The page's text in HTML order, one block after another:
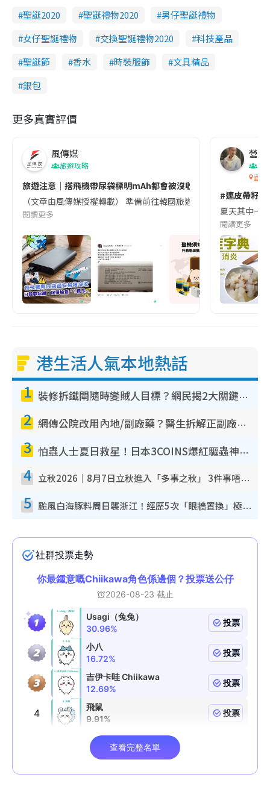
聖誕2020 聖誕禮物2020
男仔聖誕禮物
女仔聖誕禮物
交換聖誕禮物2020
科技產品
聖誕節
香水 時裝服飾
文具精品
銀包
更多真實評價
風傳媒
旅遊攻略
旅遊注意｜搭飛機帶尿袋標明mAh都會被沒收😱出發前切記檢查
（文章由風傳媒授權轉載） 準備前往韓國旅遊的民眾，近期要
閱讀更多
營養
香港
#連皮帶籽
夏天其中一
閱讀更多
港生活人氣本地熱話
1 裝修拆鐵閘隨時變賊人目標？網民揭2大關鍵用途：裝新式等於白裝？附新舊鐵閘分別
2 網傳公院改用內地/副廠藥？醫生拆解正副廠分別 揭4類人換藥隨時出事
3 怕蟲人士夏日救星！日本3COINS爆紅驅蟲神器$45起 1招「全程免觸碰」輕鬆搞定小強
4 立秋2026｜8月7日立秋進入「多事之秋」 3件事唔做得！專家教6招開運 清枱頭／銀包納氣接好運
5 颱風白海豚料周日襲浙江！經歷5次「眼牆置換」極罕見 成登陸內地最長途颱風